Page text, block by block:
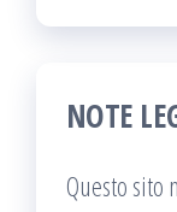
NOTE
Questo sito